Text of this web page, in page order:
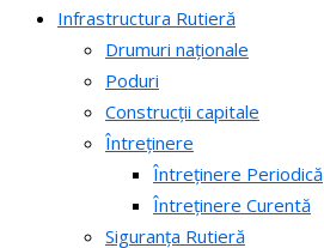
Infrastructura Rutieră
Drumuri naționale
Poduri
Construcții capitale
Întreținere
Întreținere Periodică
Întreținere Curentă
Siguranța Rutieră